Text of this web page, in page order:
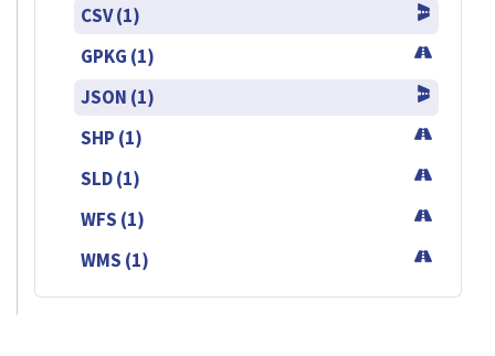
CSV (1)
GPKG (1)
JSON (1)
SHP (1)
SLD (1)
WFS (1)
WMS (1)